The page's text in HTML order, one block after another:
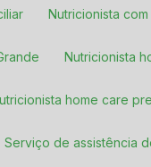
Nutricionista
Nutricionista
Nutricionista home care
Serviço de assistência